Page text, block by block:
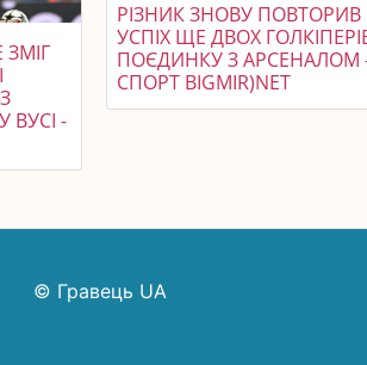
ВУСІ -
РІЗНИК ЗНОВУ ПОВТОРИВ
УСПІХ ЩЕ ДВОХ
ПОЄДИНКУ З АРСЕНАЛОМ
СПОРТ BIGMIR)NET
© Гравець UA